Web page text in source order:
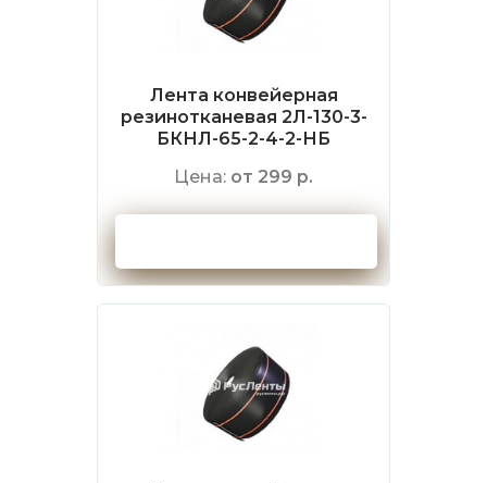
Лента конвейерная
резинотканевая 2Л-130-3-
БКНЛ-65-2-4-2-НБ
Цена: от 299 р.